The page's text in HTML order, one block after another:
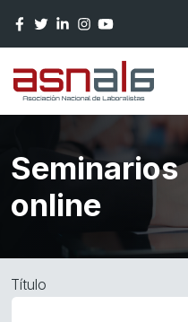
Seminarios
online
Título